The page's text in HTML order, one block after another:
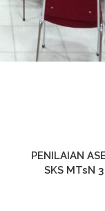
PENILAIAN
SKS MTsN